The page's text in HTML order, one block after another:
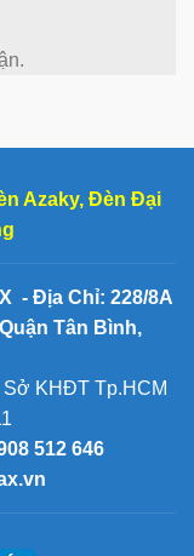
Azaky, Đèn Đại
- Địa Chỉ: 228/8A
Tân Bình,
KHĐT Tp.HCM
512 646